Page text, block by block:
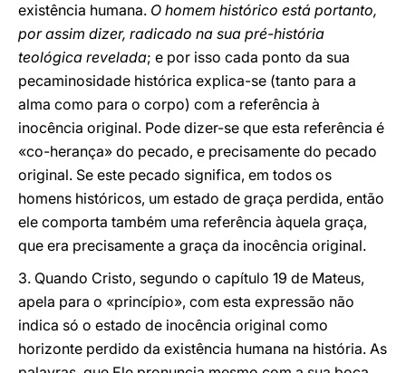
existência humana. O homem histórico está portanto,
por assim dizer, radicado na sua pré-história
teológica revelada; e por isso cada ponto da sua
pecaminosidade histórica explica-se (tanto para a
alma como para o corpo) com a referência à
inocência original. Pode dizer-se que esta referência é
«co-herança» do pecado, e precisamente do pecado
original. Se este pecado significa, em todos os
homens históricos, um estado de graça perdida, então
ele comporta também uma referência àquela graça,
que era precisamente a graça da inocência original.
3. Quando Cristo, segundo o capítulo 19 de Mateus,
apela para o «princípio», com esta expressão não
indica só o estado de inocência original como
horizonte perdido da existência humana na história. As